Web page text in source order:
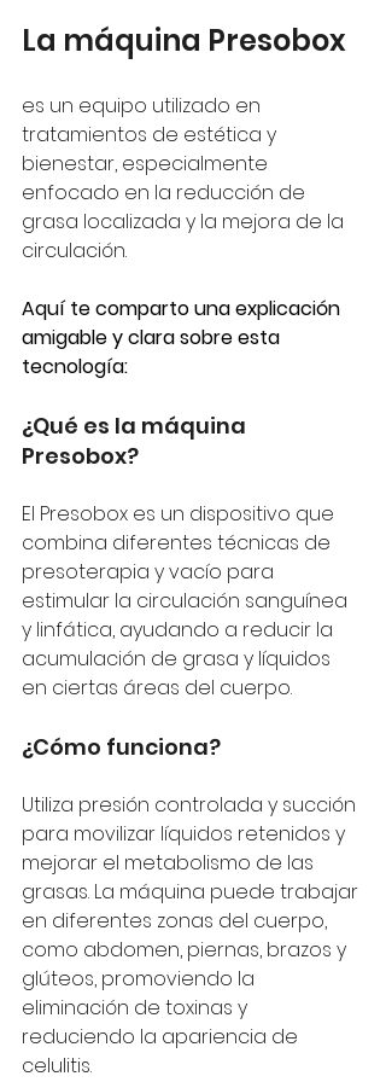
La máquina Presobox
es un equipo utilizado en
tratamientos de estética y
bienestar, especialmente
enfocado en la reducción de
grasa localizada y la mejora de la
circulación.
Aquí te comparto una explicación
amigable y clara sobre esta
tecnología:
¿Qué es la máquina
Presobox?
El Presobox es un dispositivo que
combina diferentes técnicas de
presoterapia y vacío para
estimular la circulación sanguínea
y linfática, ayudando a reducir la
acumulación de grasa y líquidos
en ciertas áreas del cuerpo.
¿Cómo funciona?
Utiliza presión controlada y succión
para movilizar líquidos retenidos y
mejorar el metabolismo de las
grasas. La máquina puede trabajar
en diferentes zonas del cuerpo,
como abdomen, piernas, brazos y
glúteos, promoviendo la
eliminación de toxinas y
reduciendo la apariencia de
celulitis.